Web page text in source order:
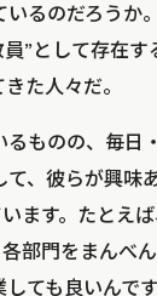
るのだろうか
”として存在
た人々だ。
ものの、毎日
、彼らが興味
ます。たとえ
部門をまんべ
ても良いんです